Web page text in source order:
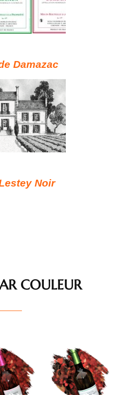
Damazac
Noir
COULEUR